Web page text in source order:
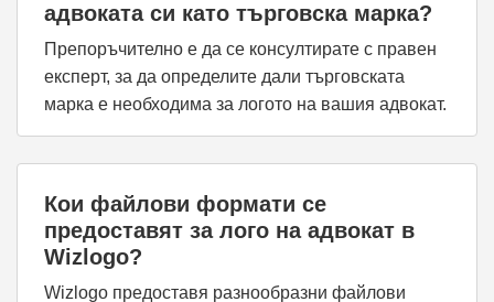
адвоката си като търговска марка?
Препоръчително е да се консултирате с правен
експерт, за да определите дали търговската
марка е необходима за логото на вашия адвокат.
Кои файлови формати се
предоставят за лого на адвокат в
Wizlogo?
Wizlogo предоставя разнообразни файлови